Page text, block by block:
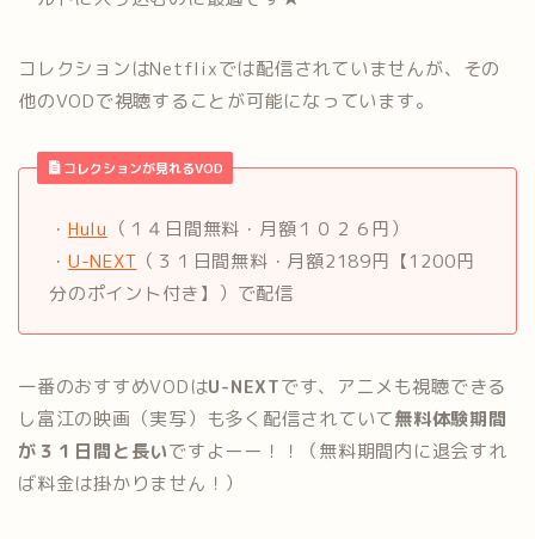
コレクションはNetflixでは配信されていませんが、その
他のVODで視聴することが可能になっています。
コレクションが見れるVOD
・ Hulu （１４日間無料・月額１０２６円）
・ U-NEXT （３１日間無料・月額2189円【1200円
分のポイント付き】）で配信
一番のおすすめVODはU-NEXTです、アニメも視聴できる
し富江の映画（実写）も多く配信されていて無料体験期間
が３１日間と長いですよーー！！（無料期間内に退会すれ
ば料金は掛かりません！）